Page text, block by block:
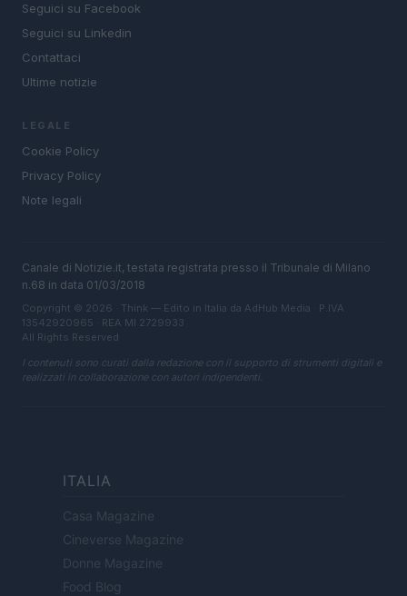
Seguici su Facebook
Seguici su Linkedin
Contattaci
Ultime notizie
LEGALE
Cookie Policy
Privacy Policy
Note legali
Canale di Notizie.it, testata registrata presso il Tribunale di Milano
n.68 in data 01/03/2018
Copyright © 2026 · Think — Edito in Italia da AdHub Media · P.IVA
13542920965 · REA MI 2729933
All Rights Reserved
I contenuti sono curati dalla redazione con il supporto di strumenti digitali e
realizzati in collaborazione con autori indipendenti.
ITALIA
Casa Magazine
Cineverse Magazine
Donne Magazine
Food Blog